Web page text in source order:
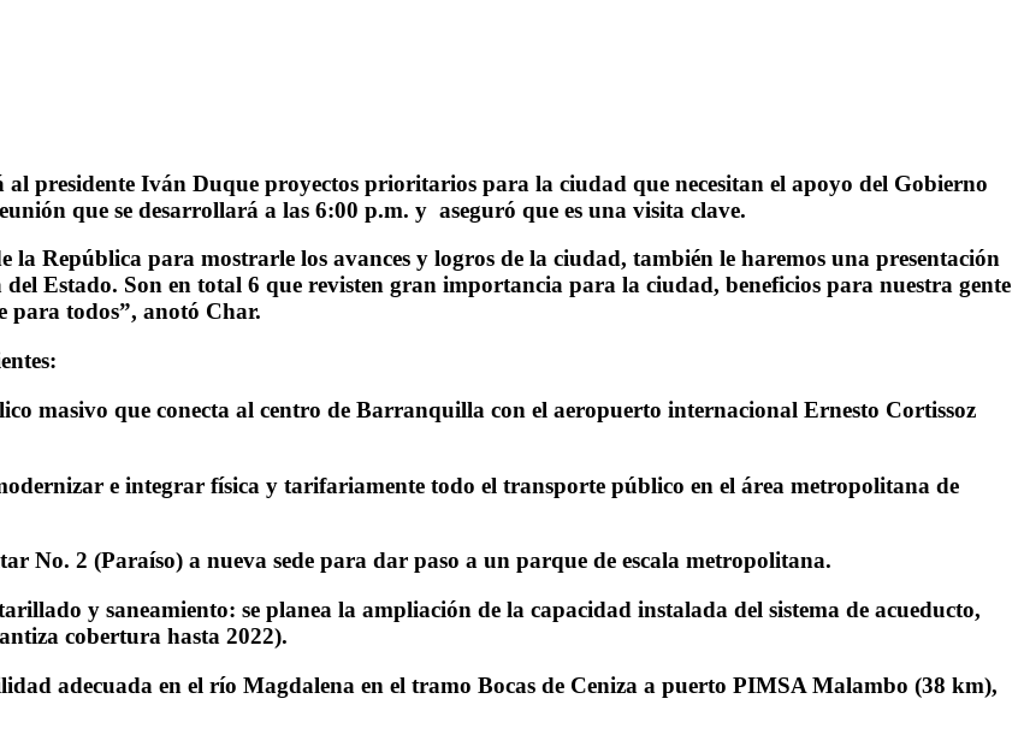
presidente Iván Duque proyectos prioritarios para la ciudad que necesitan el apoyo del Gobierno
que se desarrollará a las 6:00 p.m. y aseguró que es una visita clave.
la República para mostrarle los avances y logros de la ciudad, también le haremos una presentación
Estado. Son en total 6 que revisten gran importancia para la ciudad, beneficios para nuestra gente
para todos”, anotó Char.
masivo que conecta al centro de Barranquilla con el aeropuerto internacional Ernesto Cortissoz
e integrar física y tarifariamente todo el transporte público en el área metropolitana de
No. 2 (Paraíso) a nueva sede para dar paso a un parque de escala metropolitana.
y saneamiento: se planea la ampliación de la capacidad instalada del sistema de acueducto,
cobertura hasta 2022).
adecuada en el río Magdalena en el tramo Bocas de Ceniza a puerto PIMSA Malambo (38 km),